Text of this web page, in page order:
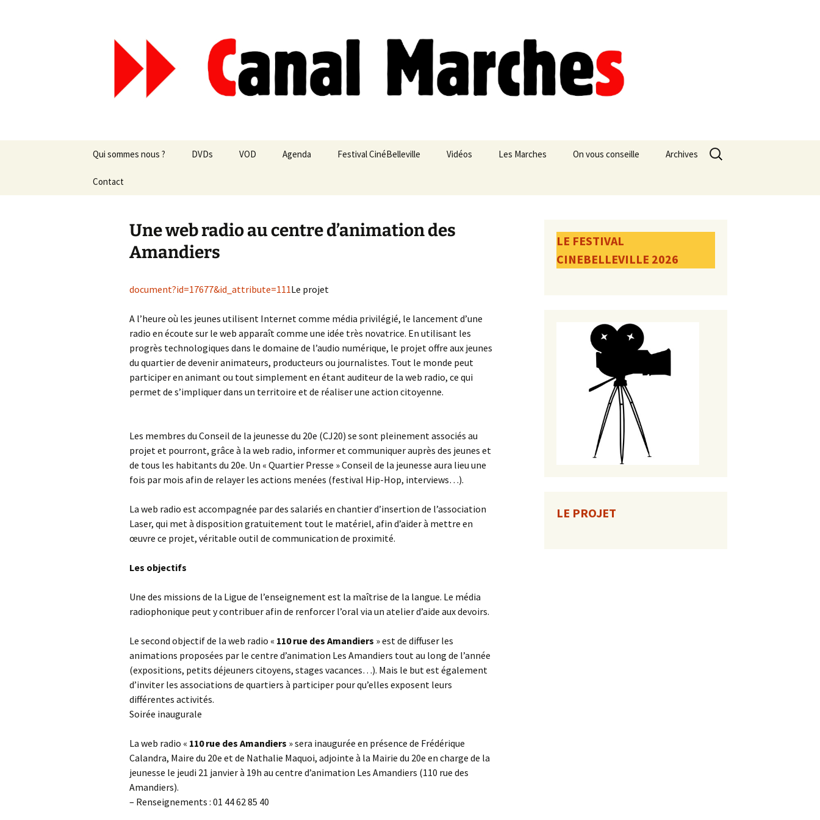
Canal Marches
Qui sommes nous ?
Les revues de presse
Les projets
DVDs VOD Agenda Festival CinéBelleville Vidéos Les Marches On vous conseille Archives
Contact
Rechercher :
Une web radio au centre d’animation des
Amandiers
document?id=17677&id_attribute=111Le projet
A l’heure où les jeunes utilisent Internet comme média privilégié, le lancement d’une
radio en écoute sur le web apparaît comme une idée très novatrice. En utilisant les
progrès technologiques dans le domaine de l’audio numérique, le projet offre aux jeunes
du quartier de devenir animateurs, producteurs ou journalistes. Tout le monde peut
participer en animant ou tout simplement en étant auditeur de la web radio, ce qui
permet de s’impliquer dans un territoire et de réaliser une action citoyenne.
Les membres du Conseil de la jeunesse du 20e (CJ20) se sont pleinement associés au
projet et pourront, grâce à la web radio, informer et communiquer auprès des jeunes et
de tous les habitants du 20e. Un « Quartier Presse » Conseil de la jeunesse aura lieu une
fois par mois afin de relayer les actions menées (festival Hip-Hop, interviews…).
La web radio est accompagnée par des salariés en chantier d’insertion de l’association
Laser, qui met à disposition gratuitement tout le matériel, afin d’aider à mettre en
œuvre ce projet, véritable outil de communication de proximité.
Les objectifs
Une des missions de la Ligue de l’enseignement est la maîtrise de la langue. Le média
radiophonique peut y contribuer afin de renforcer l’oral via un atelier d’aide aux devoirs.
Le second objectif de la web radio « 110 rue des Amandiers » est de diffuser les
animations proposées par le centre d’animation Les Amandiers tout au long de l’année
(expositions, petits déjeuners citoyens, stages vacances…). Mais le but est également
d’inviter les associations de quartiers à participer pour qu’elles exposent leurs
différentes activités.
Soirée inaugurale
La web radio « 110 rue des Amandiers » sera inaugurée en présence de Frédérique
Calandra, Maire du 20e et de Nathalie Maquoi, adjointe à la Mairie du 20e en charge de la
jeunesse le jeudi 21 janvier à 19h au centre d’animation Les Amandiers (110 rue des
Amandiers).
– Renseignements : 01 44 62 85 40
LE FESTIVAL
CINEBELLEVILLE 2026
LE PROJET